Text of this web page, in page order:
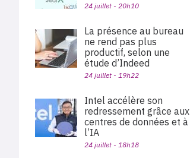
24 juillet - 20h10
La présence au bureau
ne rend pas plus
productif, selon une
étude d’Indeed
24 juillet - 19h22
Intel accélère son
redressement grâce aux
centres de données et à
l’IA
24 juillet - 18h18